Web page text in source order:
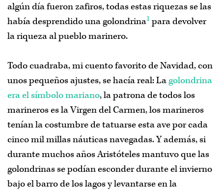
algún día fueron zafiros, todas estas riquezas se las
había desprendido una golondrina1 para devolver
la riqueza al pueblo marinero.
Todo cuadraba, mi cuento favorito de Navidad, con
unos pequeños ajustes, se hacía real: Lagolondrina
era el símbolo mariano, la patrona de todos los
marineros es la Virgen del Carmen, los marineros
tenían la costumbre de tatuarse esta ave por cada
cinco mil millas náuticas navegadas. Y además, si
durante muchos años Aristóteles mantuvo que las
golondrinas se podían esconder durante el invierno
bajo el barro de los lagos y levantarse en la